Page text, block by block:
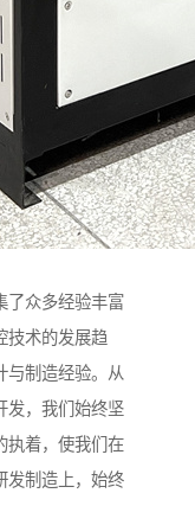
了众多经验丰富
技术的发展趋
与制造经验。从
发，我们始终坚
执着，使我们在
发制造上，始终